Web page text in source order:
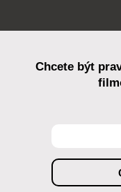
Chcete být